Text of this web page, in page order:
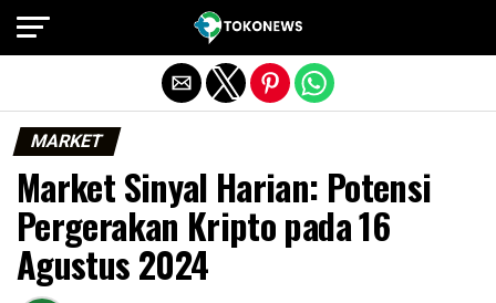
MARKET
Market Sinyal Harian: Potensi
Pergerakan Kripto pada 16
Agustus 2024
Exit mobile version